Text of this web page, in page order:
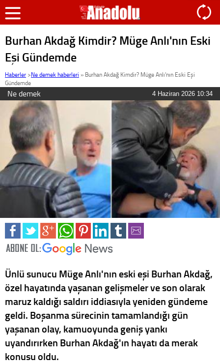
Burhan Akdağ Kimdir? Müge Anlı'nın Eski
Eşi Gündemde
Haberler >Ne demek haberleri » Burhan Akdağ Kimdir? Müge Anlı'nın Eski Eşi
Gündemde
Ne demek 4 Haziran 2026 10:34
Ünlü sunucu Müge Anlı'nın eski eşi Burhan Akdağ,
özel hayatında yaşanan gelişmeler ve son olarak
maruz kaldığı saldırı iddiasıyla yeniden gündeme
geldi. Boşanma sürecinin tamamlandığı gün
yaşanan olay, kamuoyunda geniş yankı
uyandırırken Burhan Akdağ'ın hayatı da merak
konusu oldu.